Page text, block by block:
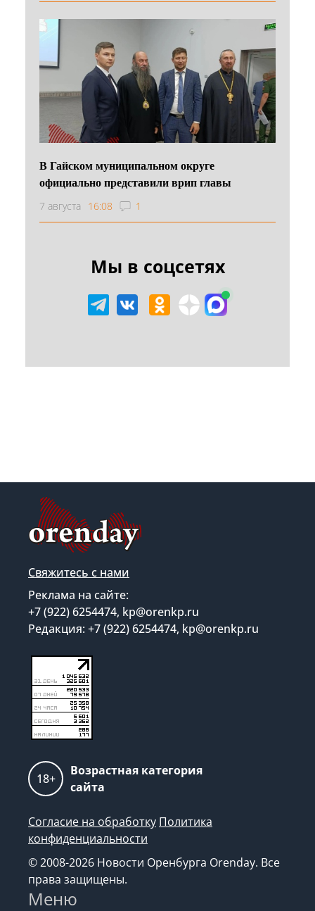
В Гайском муниципальном округе
официально представили врип главы
7 августа 16:08 1
Мы в соцсетях
Свяжитесь с нами
Реклама на сайте:
+7 (922) 6254474, kp@orenkp.ru
Редакция: +7 (922) 6254474, kp@orenkp.ru
18+
Возрастная категория
сайта
Согласие на обработку Политика
конфиденциальности
© 2008-2026 Новости Оренбурга Orenday. Все
права защищены.
Меню